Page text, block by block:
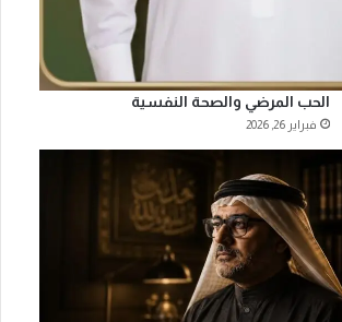
الحب المرضي والصحة النفسية
فبراير 26, 2026